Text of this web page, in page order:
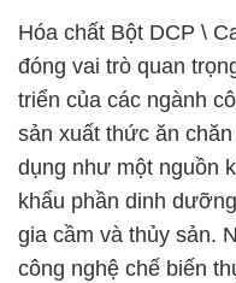
Hóa chất Bột DCP \
đóng vai trò quan
triển của các ngành
sản xuất thức ăn
dụng như một nguồn
khẩu phần dinh
gia cầm và thủy sản.
công nghệ chế biến